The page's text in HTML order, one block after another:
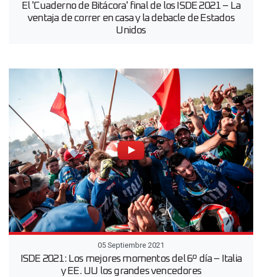
El 'Cuaderno de Bitácora' final de los ISDE 2021 – La
ventaja de correr en casa y la debacle de Estados
Unidos
05 Septiembre 2021
ISDE 2021: Los mejores momentos del 6º día – Italia
y EE. UU los grandes vencedores